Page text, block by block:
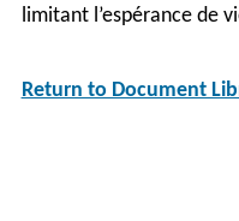
limitant l’espérance de
Return to Document